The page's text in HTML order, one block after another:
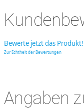
Bewerte jetzt das Produkt!
Zur Echtheit der Bewertungen
Angaben